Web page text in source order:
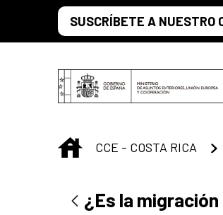
Saltar al contenido principal
SUSCRÍBETE A NUESTRO
INICIO
CCE - COSTA RICA
¿Es la